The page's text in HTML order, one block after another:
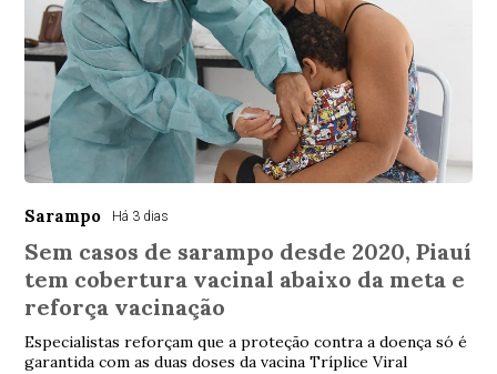
Sarampo Há 3 dias
Sem casos de sarampo desde 2020, Piauí
tem cobertura vacinal abaixo da meta e
reforça vacinação
Especialistas reforçam que a proteção contra a doença só é
garantida com as duas doses da vacina Tríplice Viral